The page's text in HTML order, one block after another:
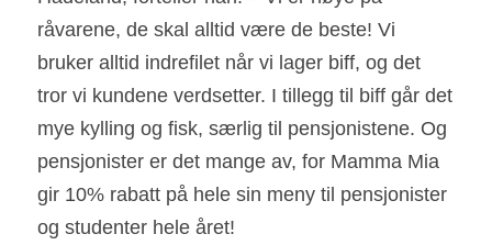
råvarene, de skal alltid være de beste! Vi
bruker alltid indrefilet når vi lager biff, og det
tror vi kundene verdsetter. I tillegg til biff går det
mye kylling og fisk, særlig til pensjonistene. Og
pensjonister er det mange av, for Mamma Mia
gir 10% rabatt på hele sin meny til pensjonister
og studenter hele året!